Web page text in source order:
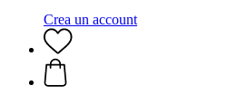
Crea un account